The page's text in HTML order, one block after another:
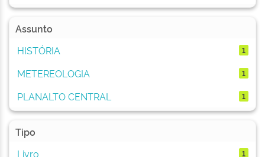
Assunto
HISTÓRIA
1
METEREOLOGIA 1
PLANALTO CENTRAL 1
Tipo
Livro
1